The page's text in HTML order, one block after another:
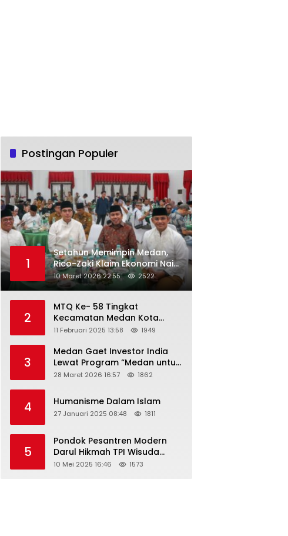
Postingan Populer
1
Setahun Memimpin Medan,
Rico-Zaki Klaim Ekonomi Naik
dan Pengangguran Turun
10 Maret 2026 22:55 2522
2
MTQ Ke- 58 Tingkat
Kecamatan Medan Kota
Tahun 2025 Resmi Dibuka
11 Februari 2025 13:58 1949
3
Medan Gaet Investor India
Lewat Program “Medan untuk
Semua”
28 Maret 2026 16:57 1862
4 Humanisme Dalam Islam
27 Januari 2025 08:48 1811
5
Pondok Pesantren Modern
Darul Hikmah TPI Wisuda
Santri/Santriwati Angkatan
10 Mei 2025 16:46 1573